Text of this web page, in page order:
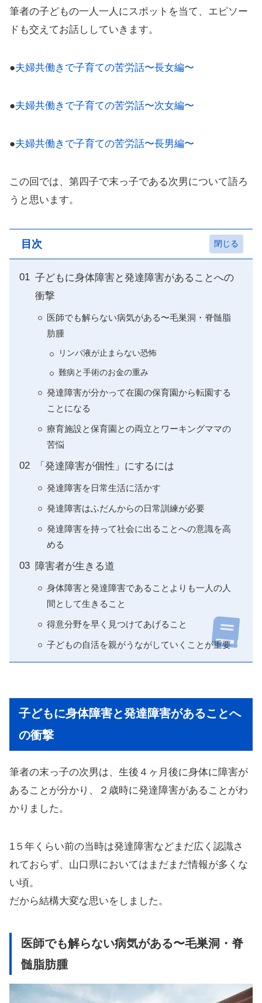
筆者の子どもの一人一人にスポットを当て、エピソー
ドも交えてお話ししていきます。
●夫婦共働きで子育ての苦労話〜長女編〜
●夫婦共働きで子育ての苦労話〜次女編〜
●夫婦共働きで子育ての苦労話〜長男編〜
この回では、第四子で末っ子である次男について語ろ
うと思います。
目次
子どもに身体障害と発達障害があることへの
衝撃
医師でも解らない病気がある〜毛巣洞・脊髄脂
肪腫
リンパ液が止まらない恐怖
難病と手術のお金の重み
発達障害が分かって在園の保育園から転園する
ことになる
療育施設と保育園との両立とワーキングママの
苦悩
「発達障害が個性」にするには
発達障害を日常生活に活かす
発達障害はふだんからの日常訓練が必要
発達障害を持って社会に出ることへの意識を高
める
障害者が生きる道
身体障害と発達障害であることよりも一人の人
間として生きること
得意分野を早く見つけてあげること
子どもの自活を親がうながしていくことが重要
子どもに身体障害と発達障害があることへ
の衝撃
筆者の末っ子の次男は、生後４ヶ月後に身体に障害が
あることが分かり、２歳時に発達障害があることがわ
かりました。
1５年くらい前の当時は発達障害などまだ広く認識さ
れておらず、山口県においてはまだまだ情報が多くな
い頃。
だから結構大変な思いをしました。
医師でも解らない病気がある〜毛巣洞・脊
髄脂肪腫